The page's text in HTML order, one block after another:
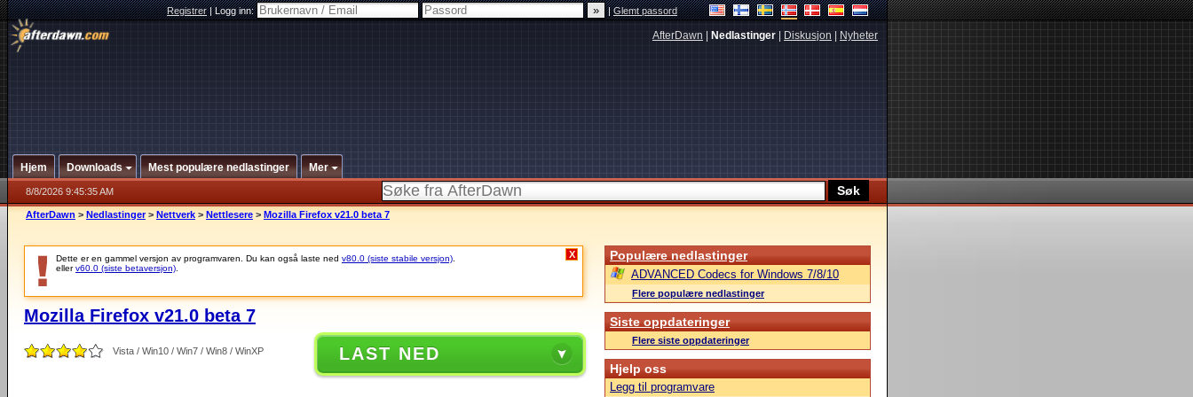
Registrer|Logg inn: |Glemt passord
AfterDawn Nedlastinger Diskusjon Nyheter
Hjem Downloads Mest populære nedlastinger Mer
8/8/2026 9:45:35 AM
AfterDawn > Nedlastinger > Nettverk > Nettlesere > Mozilla Firefox v21.0 beta 7
Dette er en gammel versjon av programvaren. Du kan også laste ned v80.0 (siste stabile versjon)
ellerv60.0 (siste betaversjon)
X
Mozilla Firefox v21.0 beta 7
Vista / Win10 / Win7 / Win8 / WinXP LAST NED
Populære nedlastinger
ADVANCED Codecs for Windows 7/8/10
Flere populære nedlastinger
Siste oppdateringer
Flere siste oppdateringer
Hjelp oss
Legg til programvare